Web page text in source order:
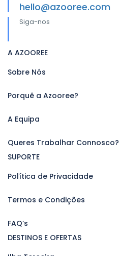
hello@azooree.com
Siga-nos
A AZOOREE
Sobre Nós
Porquê a Azooree?
A Equipa
Queres Trabalhar Connosco?
SUPORTE
Política de Privacidade
Termos e Condições
FAQ’s
DESTINOS E OFERTAS